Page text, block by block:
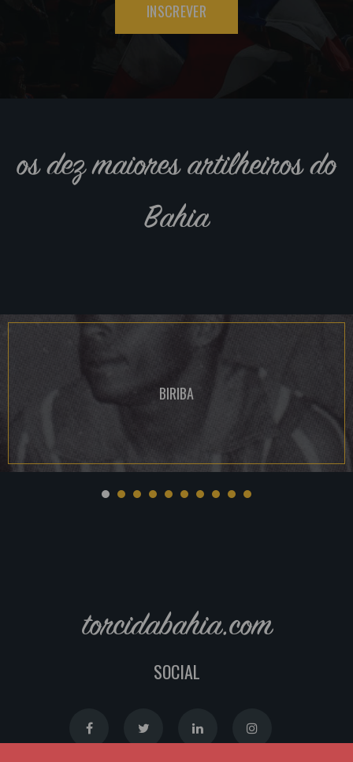
INSCREVER
os dez maiores artilheiros do
Bahia
BIRIBA
torcidabahia.com
SOCIAL